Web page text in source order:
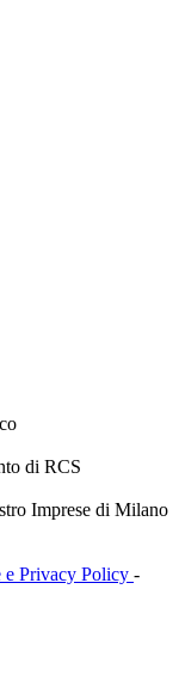
di RCS
Imprese di Milano
e Privacy Policy -